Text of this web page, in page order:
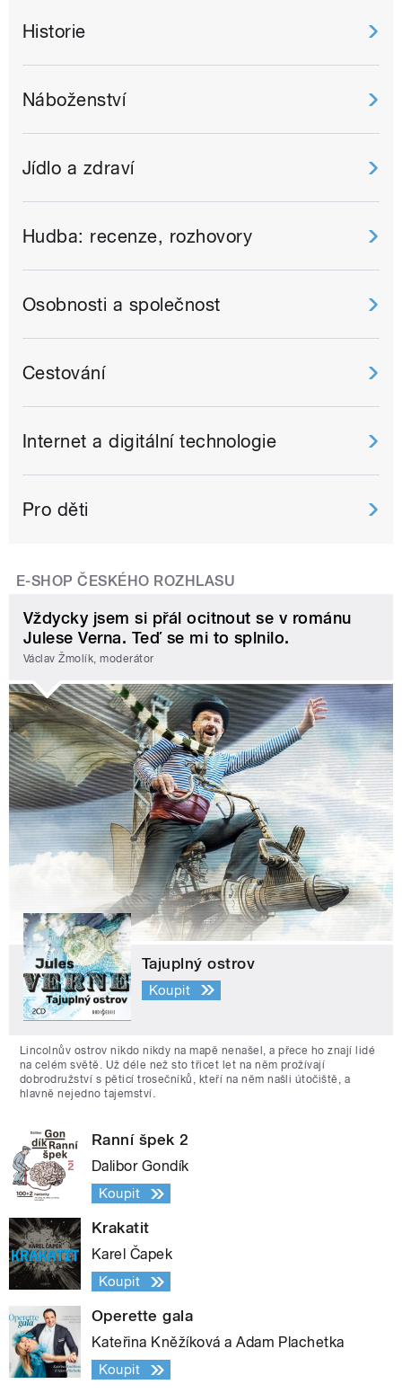
Historie
Náboženství
Jídlo a zdraví
Hudba: recenze, rozhovory
Osobnosti a společnost
Cestování
Internet a digitální technologie
Pro děti
E-SHOP ČESKÉHO ROZHLASU
Vždycky jsem si přál ocitnout se v románu
Julese Verna. Teď se mi to splnilo.
Václav Žmolík, moderátor
Tajuplný ostrov
Koupit
Lincolnův ostrov nikdo nikdy na mapě nenašel, a přece ho znají lidé
na celém světě. Už déle než sto třicet let na něm prožívají
dobrodružství s pěticí trosečníků, kteří na něm našli útočiště, a
hlavně nejedno tajemství.
Ranní špek 2
Dalibor Gondík
Koupit
Krakatit
Karel Čapek
Koupit
Operette gala
Kateřina Kněžíková a Adam Plachetka
Koupit